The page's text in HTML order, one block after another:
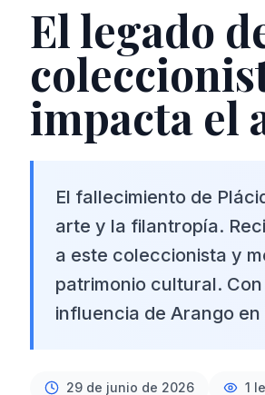
El legado
impacta el
El fallecimiento de
arte y la filantropía.
a este coleccionista y
patrimonio cultural.
influencia de Arango
29 de junio de 2026 1